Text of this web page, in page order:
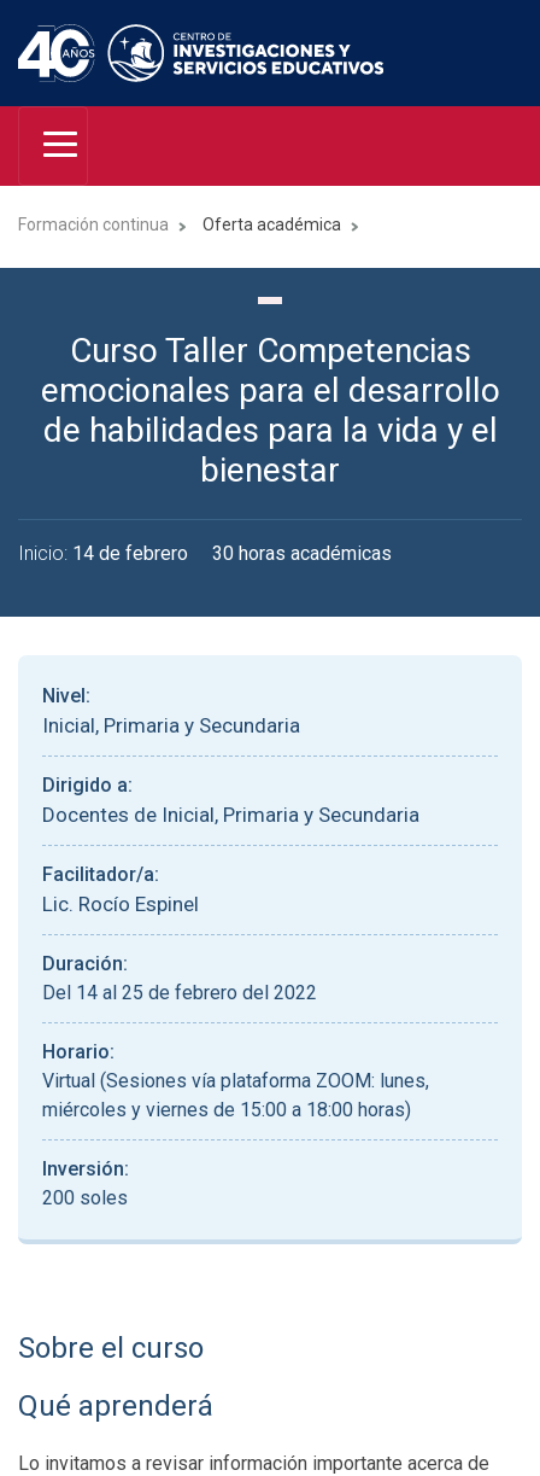
Formación continua Oferta académica
Curso Taller Competencias
emocionales para el desarrollo
de habilidades para la vida y el
bienestar
Inicio: 14 de febrero 30 horas académicas
Nivel:
Inicial, Primaria y Secundaria
Dirigido a:
Docentes de Inicial, Primaria y Secundaria
Facilitador/a:
Lic. Rocío Espinel
Duración:
Del 14 al 25 de febrero del 2022
Horario:
Virtual (Sesiones vía plataforma ZOOM: lunes,
miércoles y viernes de 15:00 a 18:00 horas)
Inversión:
200 soles
Sobre el curso
Qué aprenderá
Lo invitamos a revisar información importante acerca de